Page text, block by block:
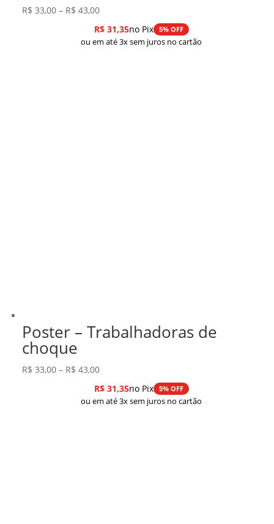
R$ 33,00 – R$ 43,00Faixa
de
preço:
R$31,35no Pix 5% OFF
ou em até 3x sem juros no cartão
Poster – Trabalhadoras de
choque
R$ 33,00 – R$ 43,00Faixa
de
preço:
R$31,35no Pix 5% OFF
ou em até 3x sem juros no cartão